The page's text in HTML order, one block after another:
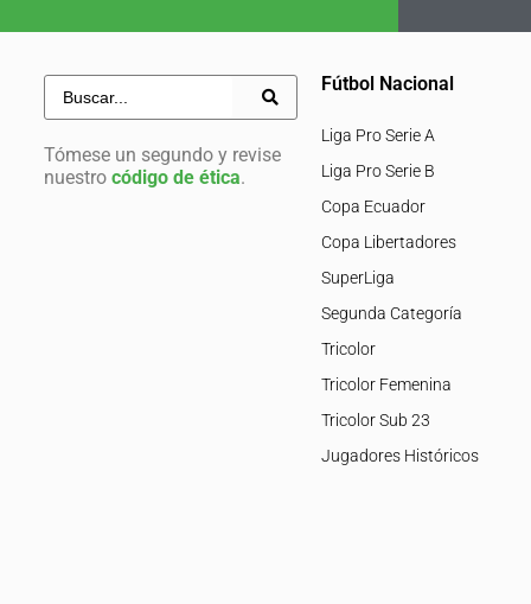
Tómese un segundo y revise
nuestro código de ética.
Fútbol Nacional
Liga Pro Serie A
Liga Pro Serie B
Copa Ecuador
Copa Libertadores
SuperLiga
Segunda Categoría
Tricolor
Tricolor Femenina
Tricolor Sub 23
Jugadores Históricos